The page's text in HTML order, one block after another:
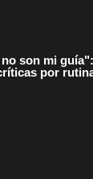
son mi
por